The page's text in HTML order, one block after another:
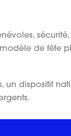
sécurité,
de fête
un dispositif